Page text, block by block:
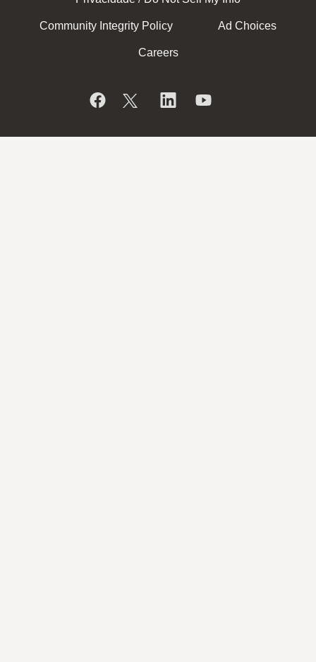
Community Integrity Policy Ad Choices
Careers